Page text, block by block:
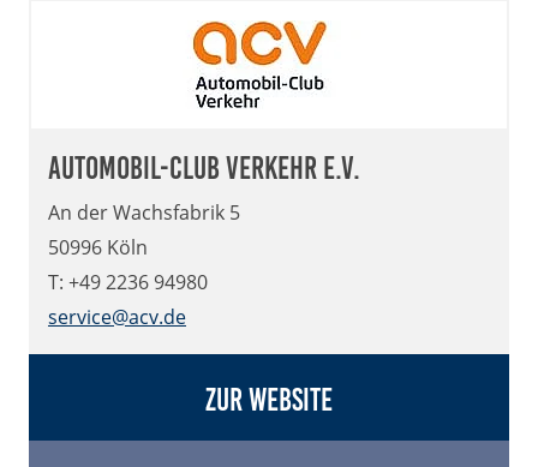
Automobil-Club Verkehr e.V.
An der Wachsfabrik 5
50996 Köln
T: +49 2236 94980
service@acv.de
Zur Website